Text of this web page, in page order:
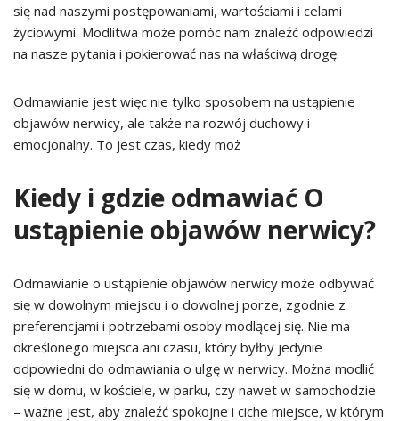
się nad naszymi postępowaniami, wartościami i celami
życiowymi. Modlitwa może pomóc nam znaleźć odpowiedzi
na nasze pytania i pokierować nas na właściwą drogę.
Odmawianie jest więc nie tylko sposobem na ustąpienie
objawów nerwicy, ale także na rozwój duchowy i
emocjonalny. To jest czas, kiedy moż
Kiedy i gdzie odmawiać O
ustąpienie objawów nerwicy?
Odmawianie o ustąpienie objawów nerwicy może odbywać
się w dowolnym miejscu i o dowolnej porze, zgodnie z
preferencjami i potrzebami osoby modlącej się. Nie ma
określonego miejsca ani czasu, który byłby jedynie
odpowiedni do odmawiania o ulgę w nerwicy. Można modlić
się w domu, w kościele, w parku, czy nawet w samochodzie
– ważne jest, aby znaleźć spokojne i ciche miejsce, w którym